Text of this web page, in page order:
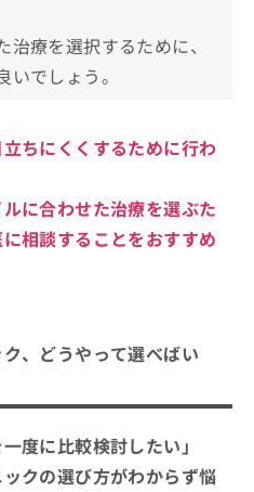
とリスクの理解
判のシミ取りにおすすめ
療を選択するために、
でしょう。
ちにくくするために行わ
に合わせた治療を選ぶた
相談することをおすすめ
、どうやって選べばい
度に比較検討したい」
クの選び方がわからず悩